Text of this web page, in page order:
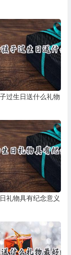
过生日送什么礼物
礼物具有纪念意义